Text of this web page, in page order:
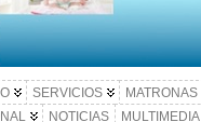
SERVICIOS MATRONAS
NOTICIAS MULTIMEDIA